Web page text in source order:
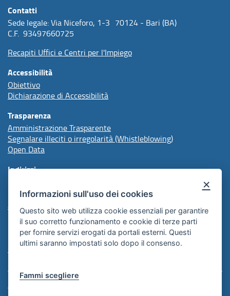
Contatti
Sede legale: Via Niceforo, 1-3 70124 - Bari (BA)
C.F. 93497660725
Recapiti Uffici e Centri per l'Impiego
Accessibilità
Obiettivo
Dichiarazione di Accessibilità
Trasparenza
Amministrazione Trasparente
Segnalare illeciti o irregolarità (Whistleblowing)
Open Data
Indirizzi
protocollo@arpal.regione.puglia.it
arpalpuglia@pec.rupar.puglia.it
Redazione
Comunicazione Istituzionale
×
Informazioni sull'uso dei cookies
Questo sito web utilizza cookie essenziali per garantire
il suo corretto funzionamento e cookie di terze parti
per fornire servizi erogati da portali esterni. Questi
ultimi saranno impostati solo dopo il consenso.
Fammi scegliere